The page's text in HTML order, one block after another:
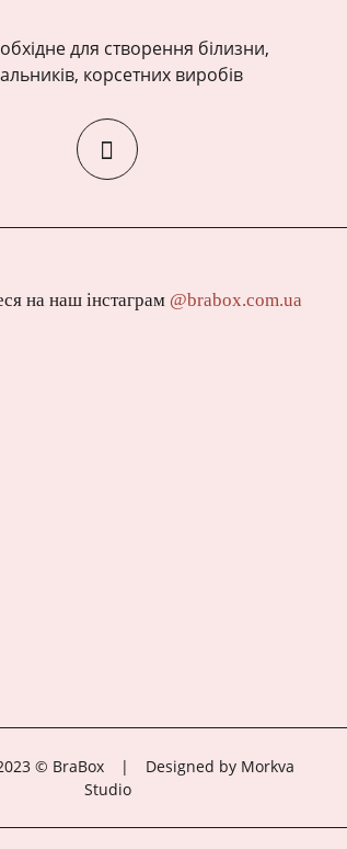
для створення білизни,
корсетних виробів
на наш інстаграм @brabox.com.ua
© BraBox |
Designed by Morkva
Studio